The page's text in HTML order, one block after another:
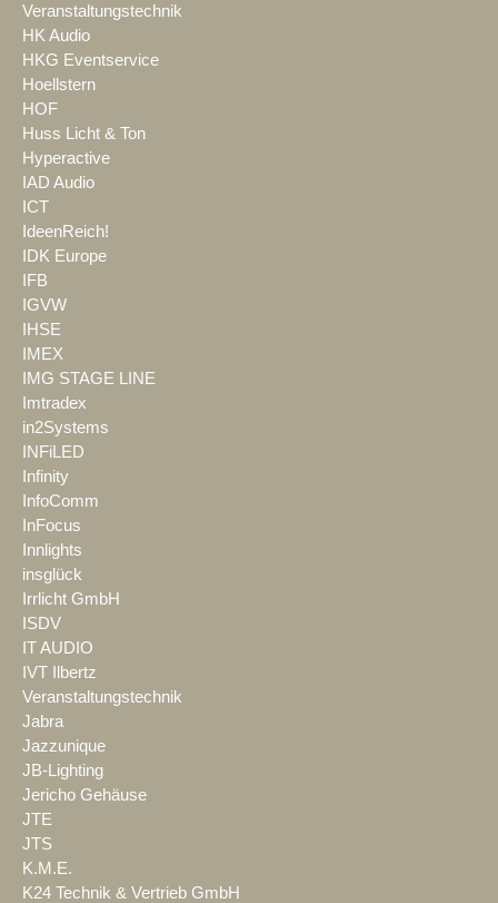
Veranstaltungstechnik
HK Audio
HKG Eventservice
Hoellstern
HOF
Huss Licht & Ton
Hyperactive
IAD Audio
ICT
IdeenReich!
IDK Europe
IFB
IGVW
IHSE
IMEX
IMG STAGE LINE
Imtradex
in2Systems
INFiLED
Infinity
InfoComm
InFocus
Innlights
insglück
Irrlicht GmbH
ISDV
IT AUDIO
IVT Ilbertz
Veranstaltungstechnik
Jabra
Jazzunique
JB-Lighting
Jericho Gehäuse
JTE
JTS
K.M.E.
K24 Technik & Vertrieb GmbH